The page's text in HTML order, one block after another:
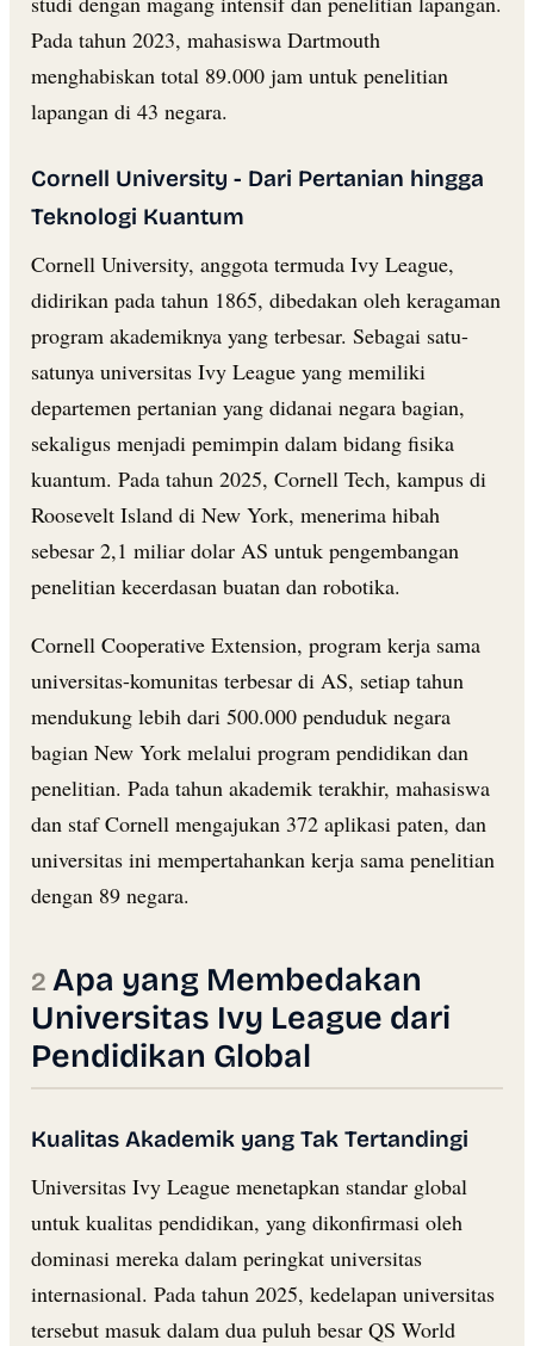
Pada tahun 2023, mahasiswa Dartmouth
menghabiskan total 89.000 jam untuk penelitian
lapangan di 43 negara.
Cornell University - Dari Pertanian hingga
Teknologi Kuantum
Cornell University, anggota termuda Ivy League,
didirikan pada tahun 1865, dibedakan oleh keragaman
program akademiknya yang terbesar. Sebagai satu-
satunya universitas Ivy League yang memiliki
departemen pertanian yang didanai negara bagian,
sekaligus menjadi pemimpin dalam bidang fisika
kuantum. Pada tahun 2025, Cornell Tech, kampus di
Roosevelt Island di New York, menerima hibah
sebesar 2,1 miliar dolar AS untuk pengembangan
penelitian kecerdasan buatan dan robotika.
Cornell Cooperative Extension, program kerja sama
universitas-komunitas terbesar di AS, setiap tahun
mendukung lebih dari 500.000 penduduk negara
bagian New York melalui program pendidikan dan
penelitian. Pada tahun akademik terakhir, mahasiswa
dan staf Cornell mengajukan 372 aplikasi paten, dan
universitas ini mempertahankan kerja sama penelitian
dengan 89 negara.
Apa yang Membedakan
Universitas Ivy League dari
Pendidikan Global
Kualitas Akademik yang Tak Tertandingi
Universitas Ivy League menetapkan standar global
untuk kualitas pendidikan, yang dikonfirmasi oleh
dominasi mereka dalam peringkat universitas
internasional. Pada tahun 2025, kedelapan universitas
tersebut masuk dalam dua puluh besar QS World